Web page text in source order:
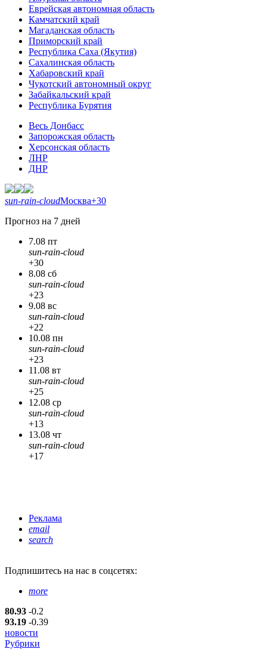
Еврейская автономная область
Камчатский край
Магаданская область
Приморский край
Республика Саха (Якутия)
Сахалинская область
Хабаровский край
Чукотский автономный округ
Забайкальский край
Республика Бурятия
Весь Донбасс
Запорожская область
Херсонская область
ЛНР
ДНР
sun-rain-cloudМосква+30
Прогноз на 7 дней
7.08 пт
sun-rain-cloud
+30
8.08 сб
sun-rain-cloud
+23
9.08 вс
sun-rain-cloud
+22
10.08 пн
sun-rain-cloud
+23
11.08 вт
sun-rain-cloud
+25
12.08 ср
sun-rain-cloud
+13
13.08 чт
sun-rain-cloud
+17
Реклама
email
search
Подпишитесь на нас в соцсетях:
more
80.93 -0.2
93.19 -0.39
новости
Рубрики